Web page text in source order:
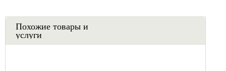
Похожие товары и
услуги